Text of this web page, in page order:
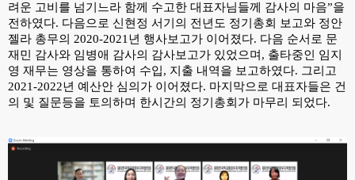
려운 고비를 넘기느라 함께 수고한 대표자님들께 감사의 마음”을
전하였다. 다음으로 신현정 서기의 전년도 정기총회 보고와 정안
젤라 총무의 2020-2021년 행사보고가 이어졌다. 다음 순서로 문
재민 감사와 임병애 감사의 감사보고가 있었으며, 출타중인 임지
영 재무는 영상을 통하여 수입, 지출 내역을 보고하였다. 그리고
2021-2022년 예산안 심의가 이어졌다. 마지막으로 대표자들은 건
의 및 질문등을 토의하며 한시간의 정기총회가 마무리 되었다.